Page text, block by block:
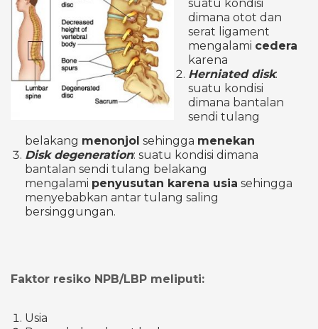
suatu kondisi
dimana otot dan
serat ligament
mengalami cedera
karena
Herniated disk:
suatu kondisi
dimana bantalan
sendi tulang
belakang menonjol sehingga menekan
Disk degeneration: suatu kondisi dimana
bantalan sendi tulang belakang
mengalami penyusutan karena usia sehingga
menyebabkan antar tulang saling
bersinggungan.
Faktor resiko NPB/LBP meliputi:
Usia